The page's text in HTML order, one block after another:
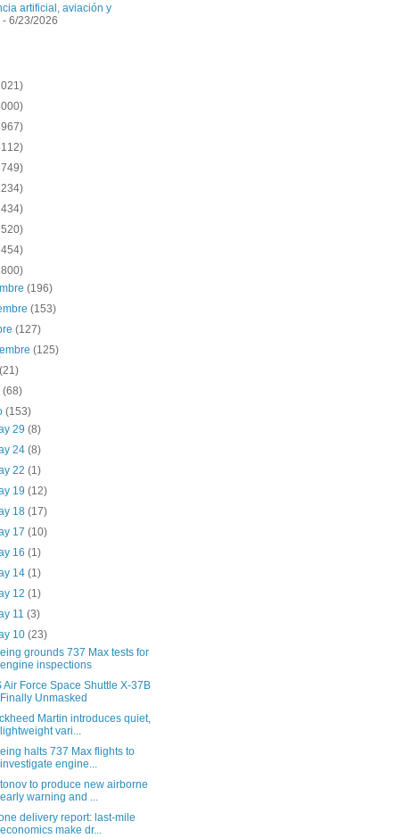
artificial, aviación y
- 6/23/2026
(196)
(153)
(127)
(125)
(21)
(68)
(153)
29 (8)
24 (8)
22 (1)
19 (12)
18 (17)
17 (10)
16 (1)
14 (1)
12 (1)
11 (3)
10 (23)
grounds 737 Max tests for
engine inspections
Air Force Space Shuttle X-37B
Finally Unmasked
Martin introduces quiet,
lightweight vari...
halts 737 Max flights to
investigate engine...
to produce new airborne
early warning and ...
delivery report: last-mile
economics make dr...